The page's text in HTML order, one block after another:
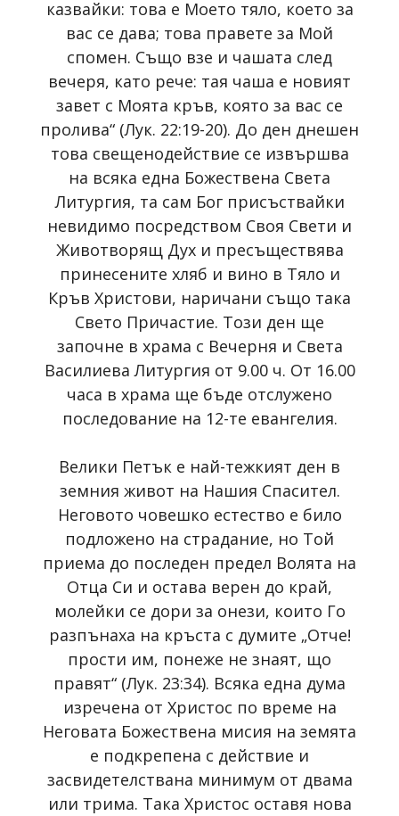
казвайки: това е Моето тяло, което за
вас се дава; това правете за Мой
спомен. Също взе и чашата след
вечеря, като рече: тая чаша е новият
завет с Моята кръв, която за вас се
пролива“ (Лук. 22:19-20). До ден днешен
това свещенодействие се извършва
на всяка една Божествена Света
Литургия, та сам Бог присъствайки
невидимо посредством Своя Свети и
Животворящ Дух и пресъществява
принесените хляб и вино в Тяло и
Кръв Христови, наричани също така
Свето Причастие. Този ден ще
започне в храма с Вечерня и Света
Василиева Литургия от 9.00 ч. От 16.00
часа в храма ще бъде отслужено
последование на 12-те евангелия.
Велики Петък е най-тежкият ден в
земния живот на Нашия Спасител.
Неговото човешко естество е било
подложено на страдание, но Той
приема до последен предел Волята на
Отца Си и остава верен до край,
молейки се дори за онези, които Го
разпънаха на кръста с думите „Отче!
прости им, понеже не знаят, що
правят“ (Лук. 23:34). Всяка една дума
изречена от Христос по време на
Неговата Божествена мисия на земята
е подкрепена с действие и
засвидетелствана минимум от двама
или трима. Така Христос оставя нова